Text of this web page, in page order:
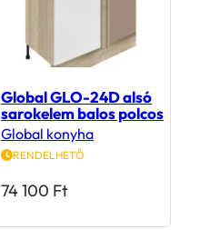
Global GLO-24D alsó
sarokelem balos polcos
Global konyha
RENDELHETŐ
74 100